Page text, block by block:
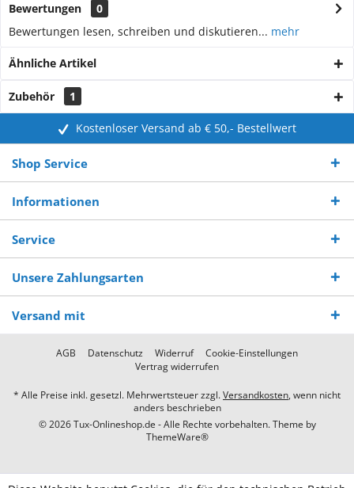
Bewertungen
0
Bewertungen lesen, schreiben und diskutieren... mehr
Ähnliche Artikel
Zubehör 1
Kostenloser Versand ab € 50,- Bestellwert
Shop Service
Informationen
Service
Unsere Zahlungsarten
Versand mit
AGB Datenschutz Widerruf
Cookie-Einstellungen
Vertrag widerrufen
* Alle Preise inkl. gesetzl. Mehrwertsteuer zzgl.Versandkosten, wenn nicht
anders beschrieben
© 2026 Tux-Onlineshop.de - Alle Rechte vorbehalten. Theme by
ThemeWare®